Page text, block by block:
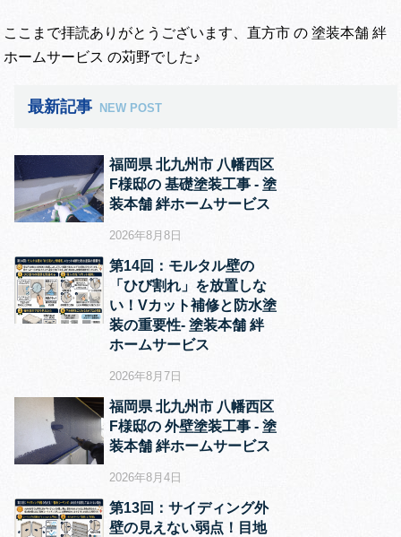
ここまで拝読ありがとうございます、直方市 の 塗装本舗 絆
ホームサービス の苅野でした♪
最新記事 NEW POST
福岡県 北九州市 八幡西区
F様邸の 基礎塗装工事 ‐ 塗
装本舗 絆ホームサービス
2026年8月8日
第14回：モルタル壁の
「ひび割れ」を放置しな
い！Vカット補修と防水塗
装の重要性‐ 塗装本舗 絆
ホームサービス
2026年8月7日
福岡県 北九州市 八幡西区
F様邸の 外壁塗装工事 ‐ 塗
装本舗 絆ホームサービス
2026年8月4日
第13回：サイディング外
壁の見えない弱点！目地